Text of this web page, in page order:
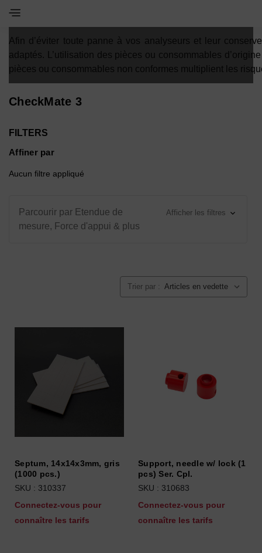
Afin d’éviter toute panne à vos analyseurs et leur
adaptés. L’utilisation des pièces ou consommables
pièces ou consommables non conformes multiplient les
CheckMate 3
FILTERS
Affiner par
Aucun filtre appliqué
Parcourir par Etendue de
mesure, Force d'appui & plus
Afficher les filtres
Trier par :
Septum, 14x14x3mm, gris
(1000 pcs.)
SKU : 310337
Connectez-vous pour
connaître les tarifs
Support, needle w/ lock (1
pcs) Ser. Cpl.
SKU : 310683
Connectez-vous pour
connaître les tarifs